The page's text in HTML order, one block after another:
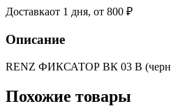
Доставкаот 1 дня, от 800 ₽
Описание
RENZ ФИКСАТОР ВК 03 В
Похожие товары